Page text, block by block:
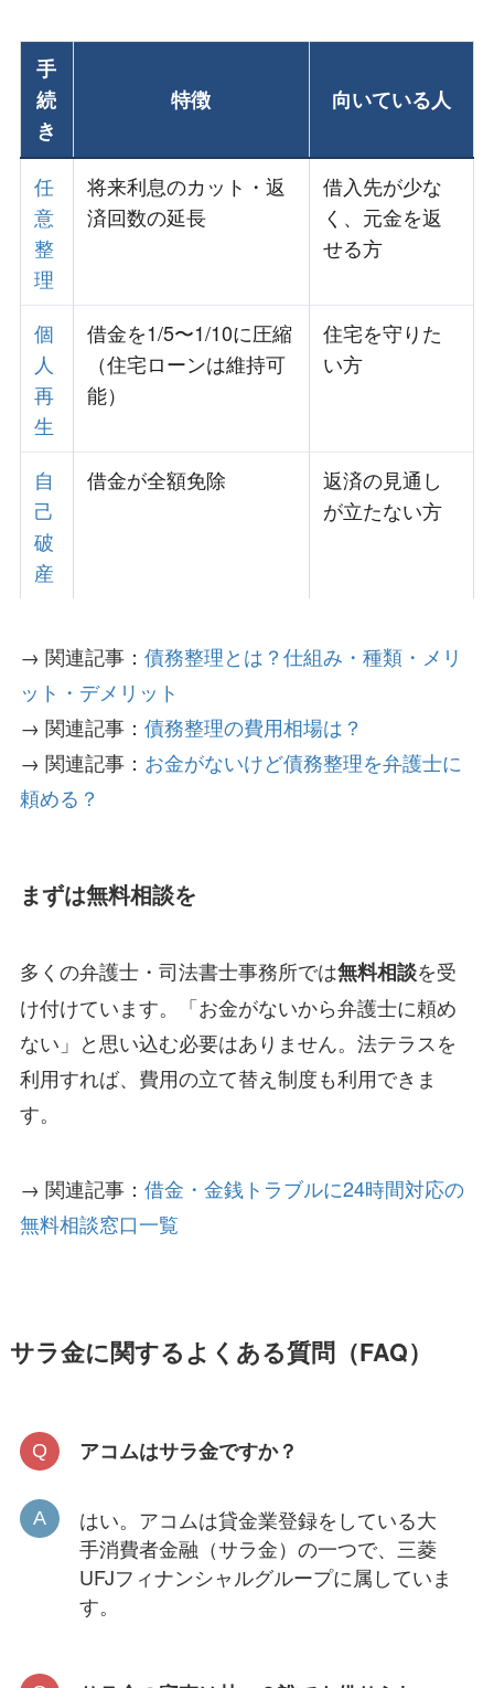
手
続
き
特徴 向いている人
任
意
整
理
将来利息のカット・返
済回数の延長
借入先が少な
く、元金を返
せる方
個
人
再
生
借金を1/5〜1/10に圧縮
（住宅ローンは維持可
能）
住宅を守りた
い方
自
己
破
産
借金が全額免除
返済の見通し
が立たない方
→ 関連記事： 債務整理とは？仕組み・種類・メリ
ット・デメリット
→ 関連記事： 債務整理の費用相場は？
→ 関連記事： お金がないけど債務整理を弁護士に
頼める？
まずは無料相談を
多くの弁護士・司法書士事務所では無料相談を受
け付けています。「お金がないから弁護士に頼め
ない」と思い込む必要はありません。法テラスを
利用すれば、費用の立て替え制度も利用できま
す。
→ 関連記事： 借金・金銭トラブルに24時間対応の
無料相談窓口一覧
サラ金に関するよくある質問（FAQ）
アコムはサラ金ですか？
はい。アコムは貸金業登録をしている大
手消費者金融（サラ金）の一つで、三菱
UFJフィナンシャルグループに属していま
す。